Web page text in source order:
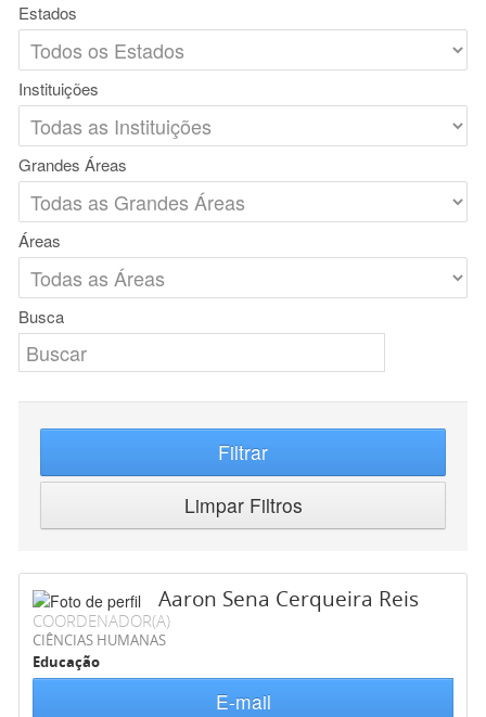
Estados
Instituições
Grandes Áreas
Áreas
Busca
Filtrar
Limpar Filtros
Aaron Sena Cerqueira Reis
COORDENADOR(A)
CIÊNCIAS HUMANAS
Educação
E-mail